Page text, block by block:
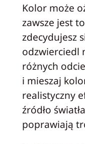
Kolor może
zawsze jest
zdecydujesz
odzwierciedl
różnych
i mieszaj
realistyczny
źródło
poprawiają